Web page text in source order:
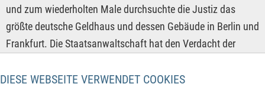
DIESE WEBSEITE VERWENDET COOKIES
und zum wiederholten Male durchsuchte die Justiz das
größte deutsche Geldhaus und dessen Gebäude in Berlin und
Frankfurt. Die Staatsanwaltschaft hat den Verdacht der
vom Amtsgericht Frankfurt für die Standorte in Frankfurt und